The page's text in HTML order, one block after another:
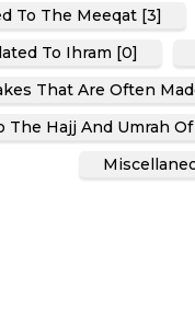
To The Meeqat [3]
To Ihram [0]
That Are Often
The Hajj And Umrah